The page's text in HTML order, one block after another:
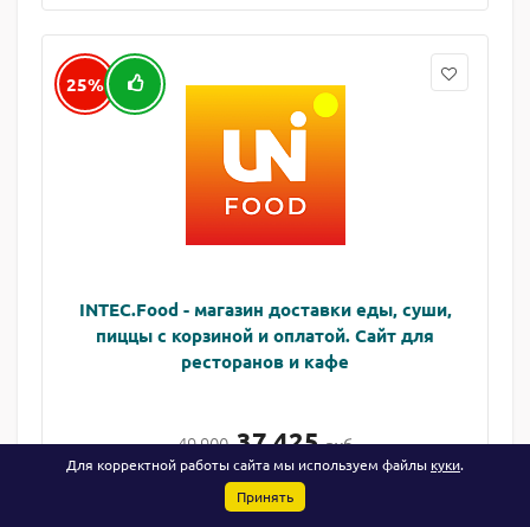
25%
INTEC.Food - магазин доставки еды, суши,
пиццы с корзиной и оплатой. Сайт для
ресторанов и кафе
49 900 37 425руб
В КОРЗИНУ
Для корректной работы сайта мы используем файлы куки.
Принять